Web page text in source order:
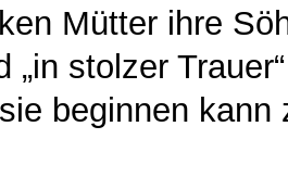
Mütter ihre
„in stolzer
beginnen kann